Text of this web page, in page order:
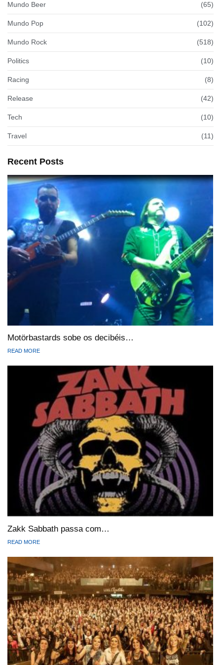
Mundo Beer (65)
Mundo Pop (102)
Mundo Rock (518)
Politics (10)
Racing (8)
Release (42)
Tech (10)
Travel (11)
Recent Posts
Motörbastards sobe os decibéis…
READ MORE
Zakk Sabbath passa com…
READ MORE